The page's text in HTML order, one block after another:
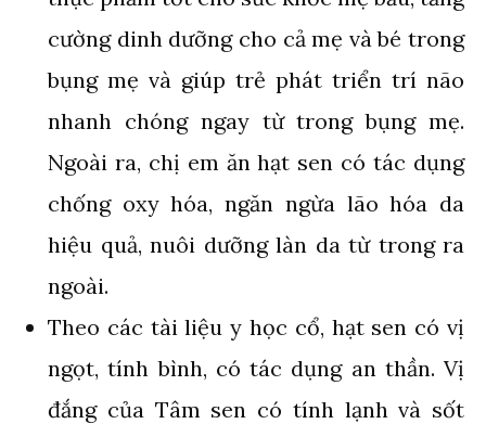
cường dinh dưỡng cho cả mẹ và bé trong
bụng mẹ và giúp trẻ phát triển trí não
nhanh chóng ngay từ trong bụng mẹ.
Ngoài ra, chị em ăn hạt sen có tác dụng
chống oxy hóa, ngăn ngừa lão hóa da
hiệu quả, nuôi dưỡng làn da từ trong ra
ngoài.
Theo các tài liệu y học cổ, hạt sen có vị
ngọt, tính bình, có tác dụng an thần. Vị
đắng của Tâm sen có tính lạnh và sốt